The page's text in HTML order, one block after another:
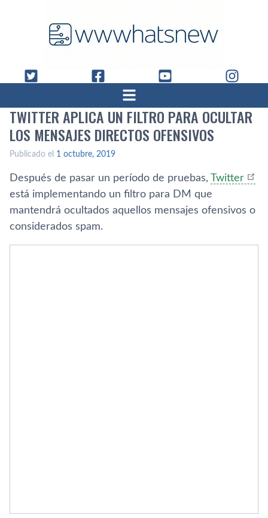
TWITTER APLICA UN FILTRO PARA OCULTAR
LOS MENSAJES DIRECTOS OFENSIVOS
Publicado el 1 octubre, 2019
Después de pasar un período de pruebas, Twitter
está implementando un filtro para DM que
mantendrá ocultados aquellos mensajes ofensivos o
considerados spam.